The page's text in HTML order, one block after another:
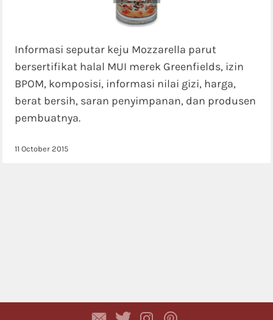
Informasi seputar keju Mozzarella parut
bersertifikat halal MUI merek Greenfields, izin
BPOM, komposisi, informasi nilai gizi, harga,
berat bersih, saran penyimpanan, dan produsen
pembuatnya.
11 October 2015